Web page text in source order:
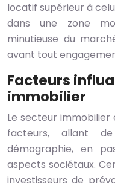
locatif supérieur à
dans une zone
minutieuse du
avant tout
Facteurs
immobilier
Le secteur
facteurs, allant
démographie, en
aspects sociétaux.